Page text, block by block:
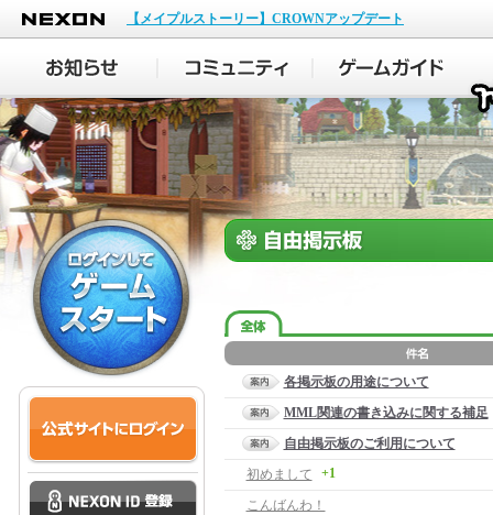
NEXON
【メイプルストーリー】CROWNアップデート
各掲示板の用途について
MML関連の書き込みに関する補足
自由掲示板のご利用について
初めまして
+1
こんばんわ！